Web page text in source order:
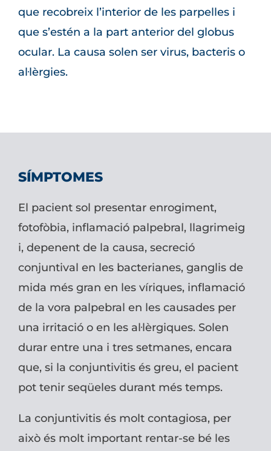
que recobreix l’interior de les parpelles i
que s’estén a la part anterior del globus
ocular. La causa solen ser virus, bacteris o
al·lèrgies.
SÍMPTOMES
El pacient sol presentar enrogiment,
fotofòbia, inflamació palpebral, llagrimeig
i, depenent de la causa, secreció
conjuntival en les bacterianes, ganglis de
mida més gran en les víriques, inflamació
de la vora palpebral en les causades per
una irritació o en les al·lèrgiques. Solen
durar entre una i tres setmanes, encara
que, si la conjuntivitis és greu, el pacient
pot tenir seqüeles durant més temps.
La conjuntivitis és molt contagiosa, per
això és molt important rentar-se bé les